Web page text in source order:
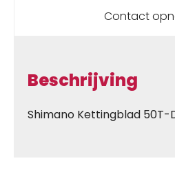
Contact
Beschrijving
Shimano Kettingblad 50T-